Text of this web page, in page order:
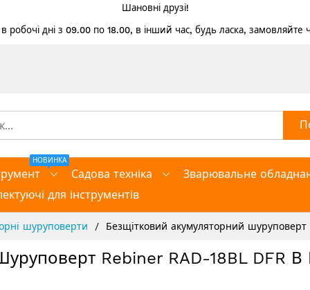
Шановні друзі!
робочі дні з 09.00 по 18.00, в інший час, будь ласка,
НОВИНКА
Садова техніка
Зварювальне
для інструментів
шуруповерти Безщітковий акумуляторний
Rebiner RAD-18BL DFR В